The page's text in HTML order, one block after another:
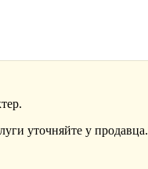
уточняйте у продавца.